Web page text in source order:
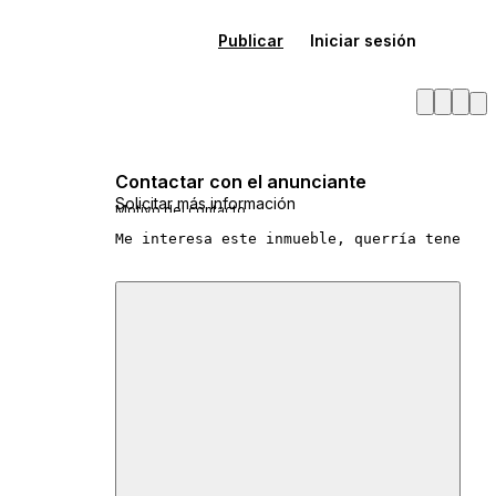
Publicar Iniciar sesión
Contactar con el anunciante
Solicitar más información
Motivo del contacto